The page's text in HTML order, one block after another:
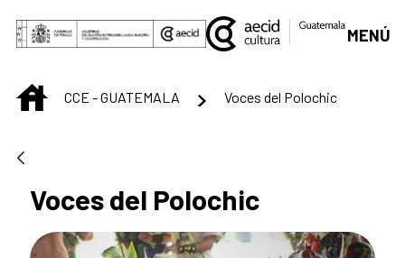
Saut au contenu principal
MENÚ
INICIOCCE - GUATEMALA Voces del Polochic
Voces del Polochic